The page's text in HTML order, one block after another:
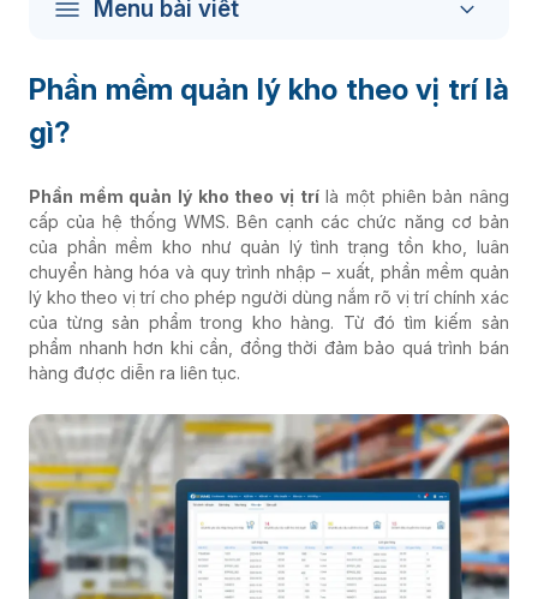
Menu bài viết
Phần mềm quản lý kho theo vị trí là
gì?
Phần mềm quản lý kho theo vị trílà một phiên bản nâng
cấp của hệ thống WMS. Bên cạnh các chức năng cơ bản
của phần mềm kho như quản lý tình trạng tồn kho, luân
chuyển hàng hóa và quy trình nhập – xuất, phần mềm quản
lý kho theo vị trí cho phép người dùng nắm rõ vị trí chính xác
của từng sản phẩm trong kho hàng. Từ đó tìm kiếm sản
phẩm nhanh hơn khi cần, đồng thời đảm bảo quá trình bán
hàng được diễn ra liên tục.